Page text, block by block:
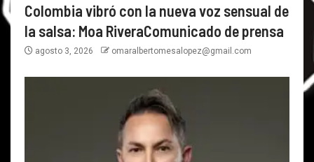
Colombia vibró con la nueva voz sensual de
la salsa: Moa RiveraComunicado de prensa
agosto 3, 2026 omaralbertomesalopez@gmail.com